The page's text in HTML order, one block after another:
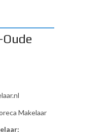
Makelaar